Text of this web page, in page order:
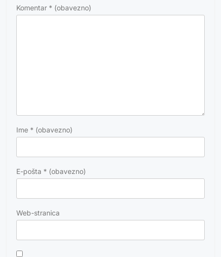
Komentar * (obavezno)
Ime * (obavezno)
E-pošta * (obavezno)
Web-stranica